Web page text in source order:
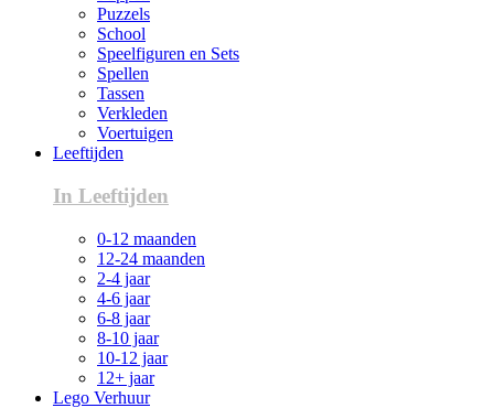
Puzzels
School
Speelfiguren en Sets
Spellen
Tassen
Verkleden
Voertuigen
Leeftijden
In Leeftijden
0-12 maanden
12-24 maanden
2-4 jaar
4-6 jaar
6-8 jaar
8-10 jaar
10-12 jaar
12+ jaar
Lego Verhuur